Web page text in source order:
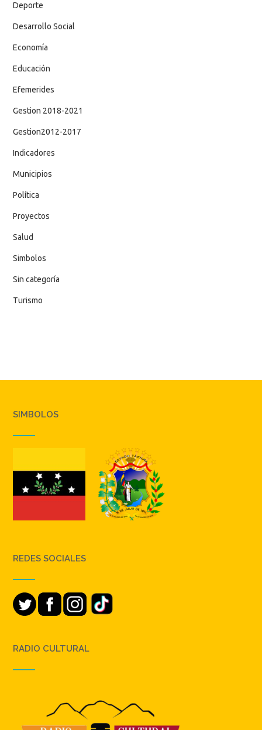
Deporte
Desarrollo Social
Economía
Educación
Efemerides
Gestion 2018-2021
Gestion2012-2017
Indicadores
Municipios
Política
Proyectos
Salud
Simbolos
Sin categoría
Turismo
SIMBOLOS
REDES SOCIALES
RADIO CULTURAL